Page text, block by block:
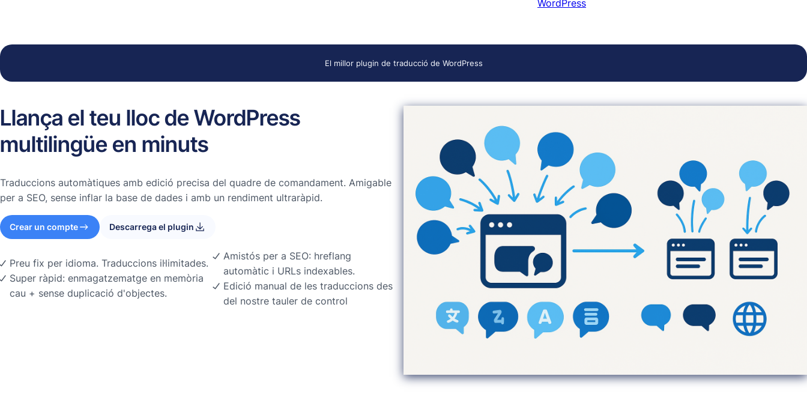
WordPress
El millor plugin de traducció de WordPress
Llança el teu lloc de WordPress
multilingüe en minuts
Traduccions automàtiques amb edició precisa del quadre de comandament. Amigable
per a SEO, sense inflar la base de dades i amb un rendiment ultraràpid.
Crear un compte Descarrega el plugin
Preu fix per idioma. Traduccions il·limitades.
Super ràpid: enmagatzematge en memòria
cau + sense duplicació d'objectes.
Amistós per a SEO: hreflang
automàtic i URLs indexables.
Edició manual de les traduccions des
del nostre tauler de control